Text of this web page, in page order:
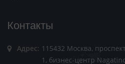
Контакты
Адрес: 115432 Москва,
1, бизнес-центр